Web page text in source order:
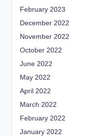
February 2023
December 2022
November 2022
October 2022
June 2022
May 2022
April 2022
March 2022
February 2022
January 2022